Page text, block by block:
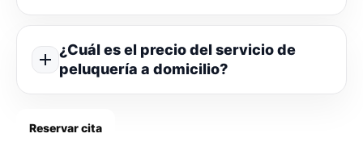
¿Cuál es el precio del servicio de
peluquería a domicilio?
Reservar cita